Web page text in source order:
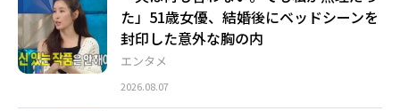
エンタメ
た」51歳女優、結婚後にベッドシーンを
封印した意外な胸の内
2026.08.07